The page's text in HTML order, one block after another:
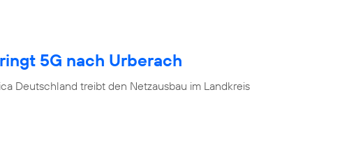
5G nach Urberach
Deutschland treibt den Netzausbau im Landkreis